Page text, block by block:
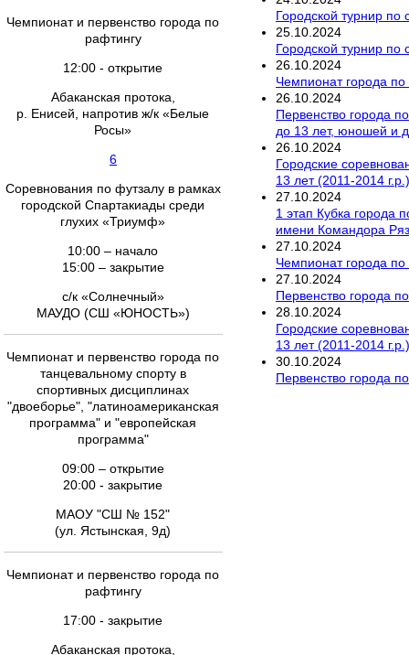
Чемпионат и первенство города по
рафтингу
12:00 - открытие
Абаканская протока,
р. Енисей, напротив ж/к «Белые
Росы»
6
Соревнования по футзалу в рамках
городской Спартакиады среди
глухих «Триумф»
10:00 – начало
15:00 – закрытие
с/к «Солнечный»
МАУДО (СШ «ЮНОСТЬ»)
Чемпионат и первенство города по
танцевальному спорту в
спортивных дисциплинах
"двоеборье", "латиноамериканская
программа" и "европейская
программа"
09:00 – открытие
20:00 - закрытие
МАОУ "СШ № 152"
(ул. Ястынская, 9д)
Чемпионат и первенство города по
рафтингу
17:00 - закрытие
Абаканская протока,
Городской турнир по
25 10 2024
Городской турнир по
26 10 2024
Чемпионат города
26 10 2024
Первенство города
до 13 лет, юношей и
26 10 2024
Городские
13 лет (2011-2014
27 10 2024
1 этап Кубка города
имени Командора
27 10 2024
Чемпионат города
27 10 2024
Первенство города
28 10 2024
Городские
13 лет (2011-2014
30 10 2024
Первенство города